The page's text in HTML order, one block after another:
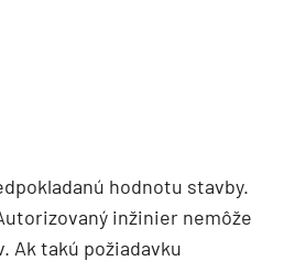
hodnotu stavby.
inžinier nemôže
Ak takú požiadavku